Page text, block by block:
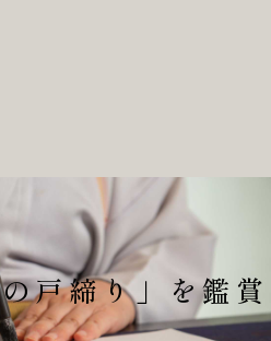
戸締り」を鑑賞